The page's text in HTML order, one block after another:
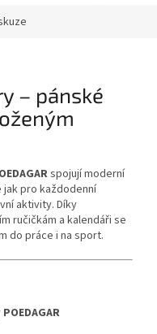
– pánské
spojují moderní
pro každodenní
aktivity. Díky
ručičkám a kalendáři se
do práce i na sport.
POEDAGAR